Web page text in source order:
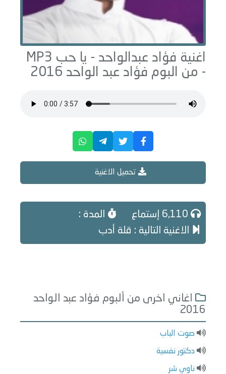
اغنية فؤاد عبدالواحد - يا حب MP3
- من البوم فؤاد عبد الواحد 2016
تحميل الاغنية
المدة :
الاغنية التالية : قلة أدب
اغاني اخرى من ألبوم فؤاد عبد الواحد
2016
صوت الباب
دكتور نفسية
ناوي شر